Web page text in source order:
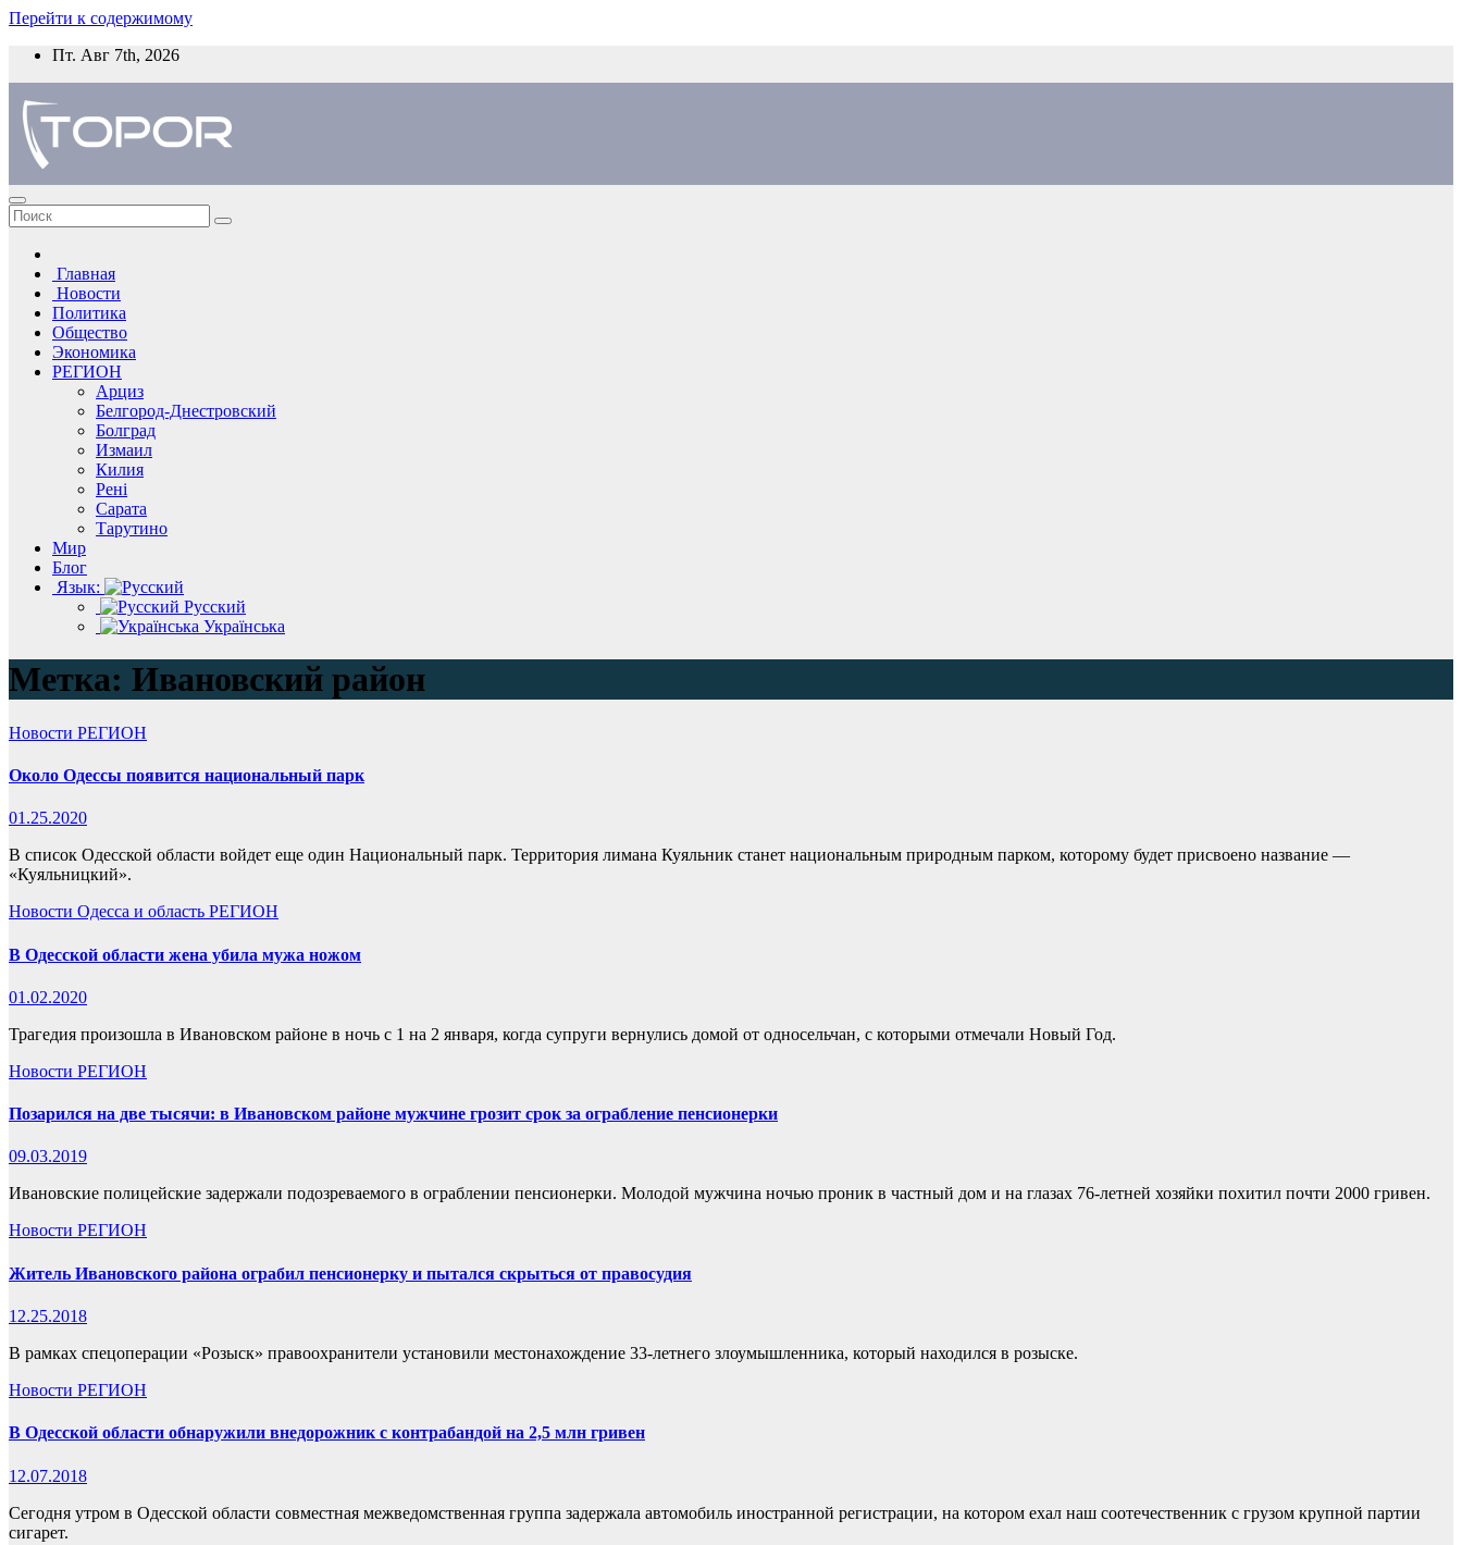
Перейти к содержимому
Пт. Авг 7th, 2026
Главная
Новости
Политика
Общество
Экономика
РЕГИОН
Арциз
Белгород-Днестровский
Болград
Измаил
Килия
Рені
Сарата
Тарутино
Мир
Блог
Язык:
Русский
Українська
Метка: Ивановский район
Новости РЕГИОН
Около Одессы появится национальный парк
01.25.2020
В список Одесской области войдет еще один Национальный парк. Территория лимана Куяльник станет национальным природным парком, которому будет присвоено название —
«Куяльницкий».
Новости Одесса и область РЕГИОН
В Одесской области жена убила мужа ножом
01.02.2020
Трагедия произошла в Ивановском районе в ночь с 1 на 2 января, когда супруги вернулись домой от односельчан, с которыми отмечали Новый Год.
Новости РЕГИОН
Позарился на две тысячи: в Ивановском районе мужчине грозит срок за ограбление пенсионерки
09.03.2019
Ивановские полицейские задержали подозреваемого в ограблении пенсионерки. Молодой мужчина ночью проник в частный дом и на глазах 76-летней хозяйки похитил почти 2000 гривен.
Новости РЕГИОН
Житель Ивановского района ограбил пенсионерку и пытался скрыться от правосудия
12.25.2018
В рамках спецоперации «Розыск» правоохранители установили местонахождение 33-летнего злоумышленника, который находился в розыске.
Новости РЕГИОН
В Одесской области обнаружили внедорожник с контрабандой на 2,5 млн гривен
12.07.2018
Сегодня утром в Одесской области совместная межведомственная группа задержала автомобиль иностранной регистрации, на котором ехал наш соотечественник с грузом крупной партии
сигарет.